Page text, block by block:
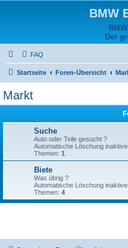
BMW
Der
FAQ
Startseite Foren-Übersicht
Markt
Suche
Auto oder Teile gesucht ?
Automatische Löschung
Themen: 1
Biete
Was übrig ?
Automatische Löschung
Themen: 4